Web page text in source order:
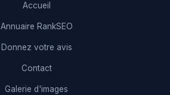
Accueil
Annuaire RankSEO
Donnez votre avis
Contact
Galerie d'images